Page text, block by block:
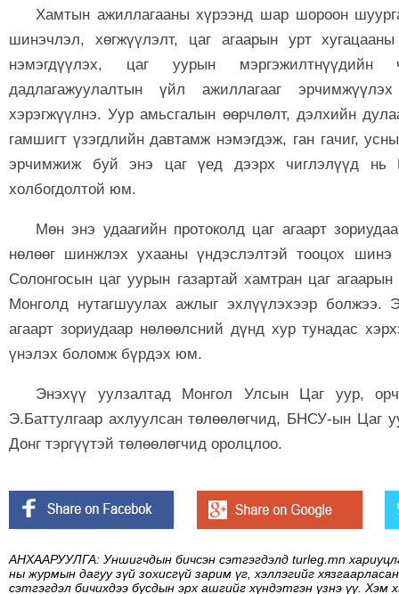
Хамтын ажиллагааны хүрээнд шар шороон
шинэчлэл, хөгжүүлэлт, цаг агаарын урт
нэмэгдүүлэх, цаг уурын мэргэжилтнүүдийн
дадлагажуулалтын үйл ажиллагааг
хэрэгжүүлнэ. Уур амьсгалын өөрчлөлт, дэлхийн
гамшигт үзэгдлийн давтамж нэмэгдэж, ган гачиг,
эрчимжиж буй энэ цаг үед дээрх чиглэлүүд нь
холбогдолтой юм.
Мөн энэ удаагийн протоколд цаг агаарт
нөлөөг шинжлэх ухааны үндэслэлтэй тооцох шинэ
Солонгосын цаг уурын газартай хамтран цаг
Монголд нутагшуулах ажлыг эхлүүлэхээр болжээ.
агаарт зориудаар нөлөөлсний дүнд хур тунадас
үнэлэх боломж бүрдэх юм.
Энэхүү уулзалтад Монгол Улсын Цаг уур,
Э.Баттулгаар ахлуулсан төлөөлөгчид, БНСУ-ын Цаг
Донг тэргүүтэй төлөөлөгчид оролцлоо.
АНХААРУУЛГА: Уншигчдын бичсэн сэтгэгдэлд turleg.mn
ны журмын дагуу зүй зохисгүй зарим үг, хэллэгийг
сэтгэгдэл бичихдээ бусдын эрх ашгийг хүндэтгэн үзнэ үү. Хэм